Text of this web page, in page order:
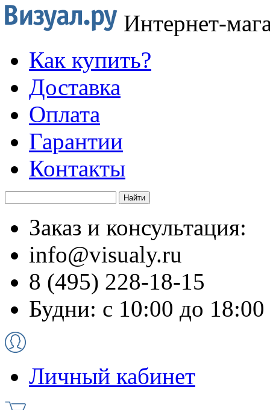
Интернет-
Как купить?
Доставка
Оплата
Гарантии
Контакты
Заказ и консультация:
info@visualy.ru
8 (495) 228-18-15
Будни: с 10:00 до 18:00
Личный кабинет